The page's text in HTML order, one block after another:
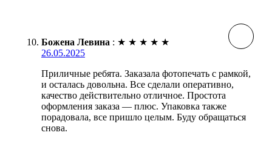
Божена Левина : ★ ★ ★ ★ ★
26.05.2025
Приличные ребята. Заказала фотопечать с рамкой,
и осталась довольна. Все сделали оперативно,
качество действительно отличное. Простота
оформления заказа — плюс. Упаковка также
порадовала, все пришло целым. Буду обращаться
снова.